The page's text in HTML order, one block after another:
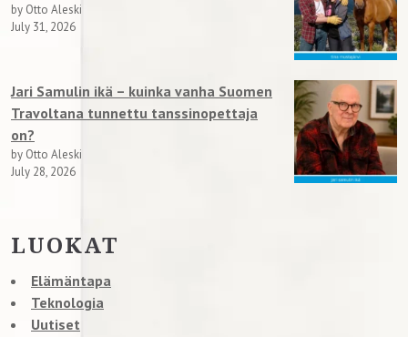
by Otto Aleski
July 31, 2026
Jari Samulin ikä – kuinka vanha Suomen
Travoltana tunnettu tanssinopettaja
on?
by Otto Aleski
July 28, 2026
LUOKAT
Elämäntapa
Teknologia
Uutiset